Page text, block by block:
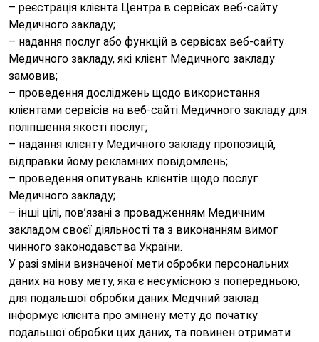
– реєстрація клієнта Центра в сервісах веб-сайту
Медичного закладу;
– надання послуг або функцій в сервісах веб-сайту
Медичного закладу, які клієнт Медичного закладу
замовив;
– проведення досліджень щодо використання
клієнтами сервісів на веб-сайті Медичного закладу для
поліпшення якості послуг;
– надання клієнту Медичного закладу пропозицій,
відправки йому рекламних повідомлень;
– проведення опитувань клієнтів щодо послуг
Медичного закладу;
– інші цілі, пов’язані з провадженням Медичним
закладом своєї діяльності та з виконанням вимог
чинного законодавства України.
У разі зміни визначеної мети обробки персональних
даних на нову мету, яка є несумісною з попередньою,
для подальшої обробки даних Медчний заклад
інформує клієнта про змінену мету до початку
подальшої обробки цих даних, та повинен отримати